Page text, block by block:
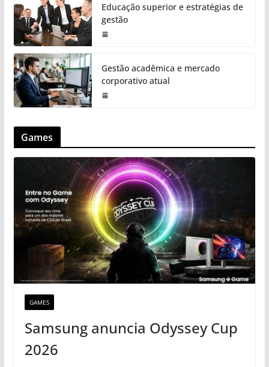
Educação superior e estratégias de
gestão
Gestão acadêmica e mercado
corporativo atual
Games
GAMES
Samsung anuncia Odyssey Cup
2026